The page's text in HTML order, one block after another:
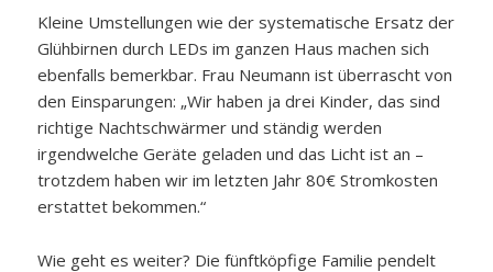
Kleine Umstellungen wie der systematische Ersatz der
Glühbirnen durch LEDs im ganzen Haus machen sich
ebenfalls bemerkbar. Frau Neumann ist überrascht von
den Einsparungen: „Wir haben ja drei Kinder, das sind
richtige Nachtschwärmer und ständig werden
irgendwelche Geräte geladen und das Licht ist an –
trotzdem haben wir im letzten Jahr 80€ Stromkosten
erstattet bekommen.“
Wie geht es weiter? Die fünftköpfige Familie pendelt